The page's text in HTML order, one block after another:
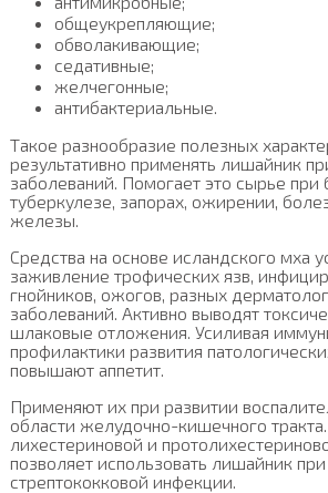
общеукрепляющие;
обволакивающие;
седативные;
желчегонные;
антибактериальные.
Такое разнообразие полезных
результативно применять лишайник
заболеваний. Помогает это сырье при
туберкулезе, запорах, ожирении,
железы.
Средства на основе исландского мха
заживление трофических язв,
гнойников, ожогов, разных
заболеваний. Активно выводят
шлаковые отложения. Усиливая
профилактики развития
повышают аппетит.
Применяют их при развитии
области желудочно-кишечного
лихестериновой и
позволяет использовать лишайник
стрептококковой инфекции.